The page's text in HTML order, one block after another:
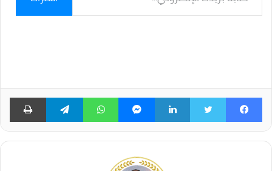
الإلكتروني...
فيسبوك لينكدإن ماسنجر واتساب تيلقرام